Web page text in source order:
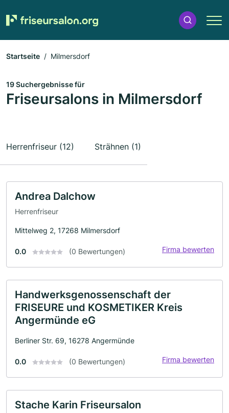
Startseite Milmersdorf
19 Suchergebnisse für
Friseursalons in Milmersdorf
Herrenfriseur (12) Strähnen (1)
Andrea Dalchow
Herrenfriseur
Mittelweg 2, 17268 Milmersdorf
0.0 (0 Bewertungen) Firma bewerten
Handwerksgenossenschaft der
FRISEURE und KOSMETIKER Kreis
Angermünde eG
Berliner Str. 69, 16278 Angermünde
0.0 (0 Bewertungen) Firma bewerten
Stache Karin Friseursalon